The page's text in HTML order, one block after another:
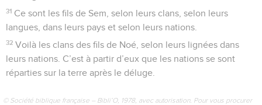
31 Ce sont les fils de Sem, selon leurs clans, selon leurs
langues, dans leurs pays et selon leurs nations.
32 Voilà les clans des fils de Noé, selon leurs lignées dans
leurs nations. C’est à partir d’eux que les nations se sont
réparties sur la terre après le déluge.
© Société biblique française – Bibli’O, 1978, avec autorisation. Pour vous procurer